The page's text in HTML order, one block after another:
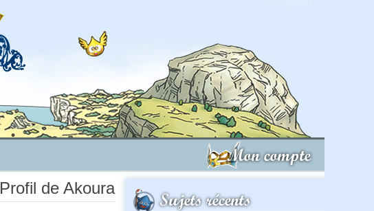
Mon compte
Sujets récents
Profil de Akoura